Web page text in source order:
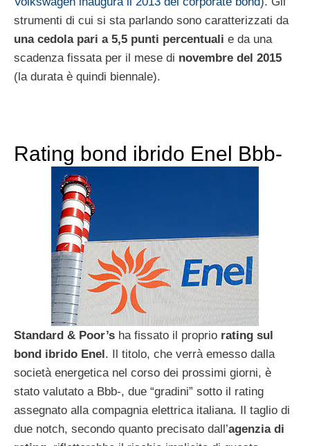
strumenti di cui si sta parlando sono caratterizzati da
una cedola pari a 5,5 punti percentuali e da una
scadenza fissata per il mese di novembre del 2015
(la durata è quindi biennale).
Rating bond ibrido Enel Bbb-
Standard & Poor’s ha fissato il proprio rating sul
bond ibrido Enel. Il titolo, che verrà emesso dalla
società energetica nel corso dei prossimi giorni, è
stato valutato a Bbb-, due “gradini” sotto il rating
assegnato alla compagnia elettrica italiana. Il taglio di
due notch, secondo quanto precisato dall’agenzia di